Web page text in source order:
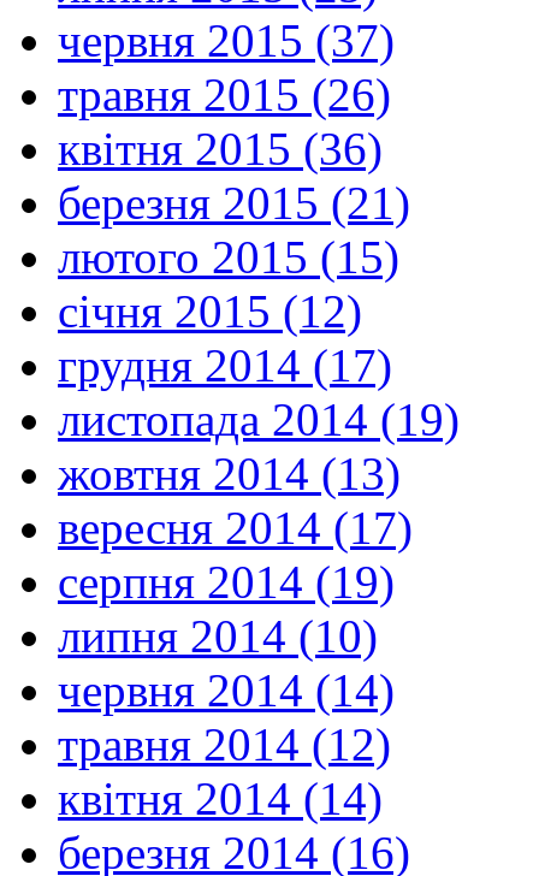
червня 2015 (37)
травня 2015 (26)
квітня 2015 (36)
березня 2015 (21)
лютого 2015 (15)
січня 2015 (12)
грудня 2014 (17)
листопада 2014 (19)
жовтня 2014 (13)
вересня 2014 (17)
серпня 2014 (19)
липня 2014 (10)
червня 2014 (14)
травня 2014 (12)
квітня 2014 (14)
березня 2014 (16)